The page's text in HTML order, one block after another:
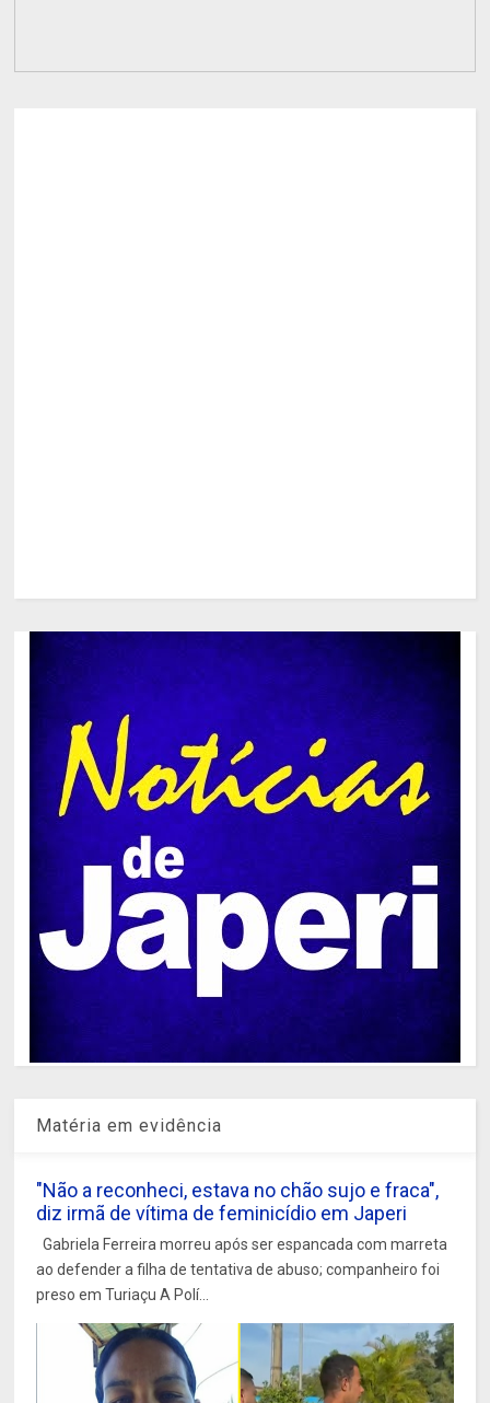
Matéria em evidência
"Não a reconheci, estava no chão sujo e fraca",
diz irmã de vítima de feminicídio em Japeri
Gabriela Ferreira morreu após ser espancada com marreta
ao defender a filha de tentativa de abuso; companheiro foi
preso em Turiaçu A Polí...